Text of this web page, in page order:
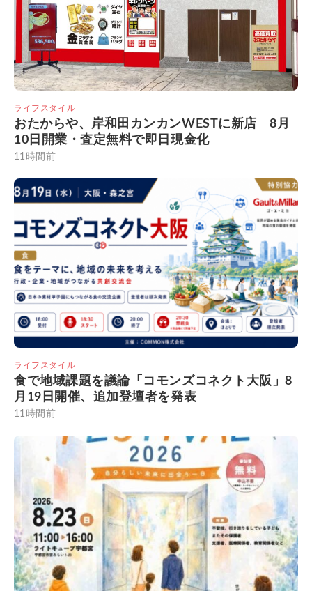
ライフスタイル
おたからや、岸和田カンカンWESTに新店 8月
10日開業・査定無料で即日現金化
11時間前
ライフスタイル
食で地域課題を議論「コモンズコネクト大阪」8
月19日開催、追加登壇者を発表
11時間前